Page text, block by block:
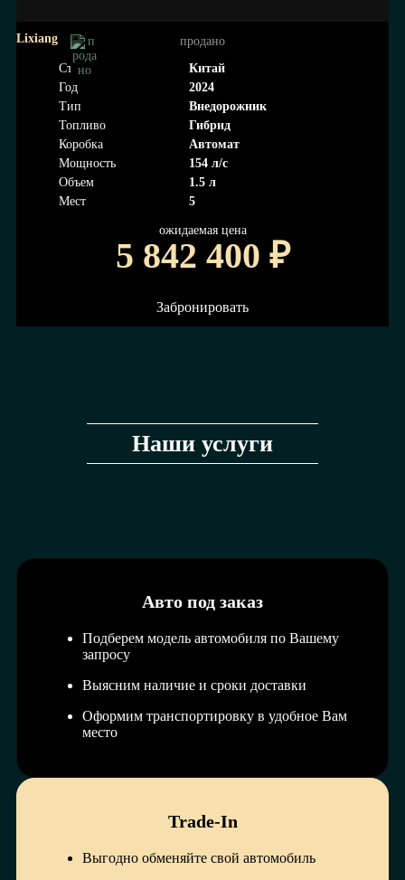
продано
Lixiang
Страна
Китай
Год
2024
Тип
Внедорожник
Топливо
Гибрид
Коробка
Автомат
Мощность
154 л/с
Объем
1.5 л
Мест
5
ожидаемая цена
5 842 400 ₽
Забронировать
Наши услуги
Авто под заказ
Подберем модель автомобиля по Вашему
запросу
Выясним наличие и сроки доставки
Оформим транспортировку в удобное Вам
место
Trade-In
Выгодно обменяйте свой автомобиль